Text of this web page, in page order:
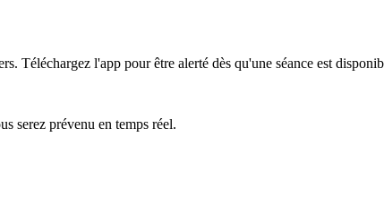
Téléchargez l'app pour être alerté dès qu'une séance est
serez prévenu en temps réel.